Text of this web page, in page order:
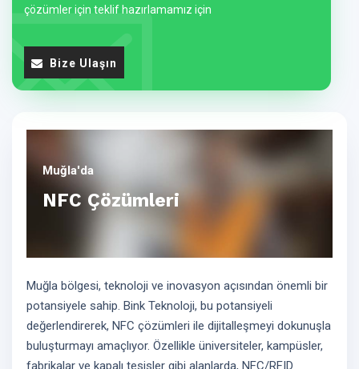
çözümler için teklif hazırlamamız için
Bize Ulaşın
Muğla'da
NFC Çözümleri
Muğla bölgesi, teknoloji ve inovasyon açısından önemli bir
potansiyele sahip. Bink Teknoloji, bu potansiyeli
değerlendirerek, NFC çözümleri ile dijitalleşmeyi dokunuşla
buluşturmayı amaçlıyor. Özellikle üniversiteler, kampüsler,
fabrikalar ve kapalı tesisler gibi alanlarda, NFC/RFID